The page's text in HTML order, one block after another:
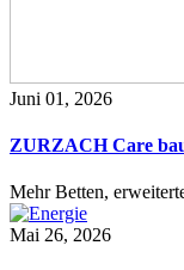
Juni 01, 2026
ZURZACH Care
Mehr Betten,
Mai 26, 2026